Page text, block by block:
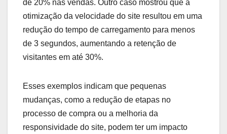
Vários estudos de caso demonstram que
melhorias na experiência do usuário podem levar
a aumentos notáveis nas taxas de conversão. Por
exemplo, uma loja online que simplificou seu
de 20% nas vendas. Outro caso mostrou que a
otimização da velocidade do site resultou em uma
redução do tempo de carregamento para menos
de 3 segundos, aumentando a retenção de